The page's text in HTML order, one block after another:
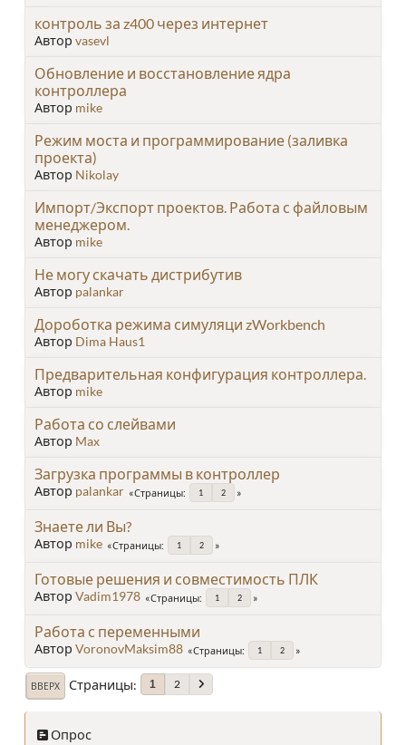
контроль за z400 через интернет
Автор vasevl
Обновление и восстановление ядра
контроллера
Автор mike
Режим моста и программирование (заливка
проекта)
Автор Nikolay
Импорт/Экспорт проектов. Работа с файловым
менеджером.
Автор mike
Не могу скачать дистрибутив
Автор palankar
Дороботка режима симуляци zWorkbench
Автор Dima Haus1
Предварительная конфигурация контроллера.
Автор mike
Работа со слейвами
Автор Max
Загрузка программы в контроллер
Автор palankar Страницы 1 2
Знаете ли Вы?
Автор mike Страницы 1 2
Готовые решения и совместимость ПЛК
Автор Vadim1978 Страницы 1 2
Работа с переменными
Автор VoronovMaksim88 Страницы 1 2
ВВЕРХ Страницы 1 2
Опрос